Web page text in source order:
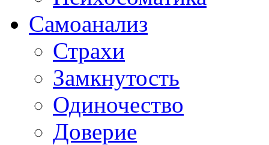
Самоанализ
Страхи
Замкнутость
Одиночество
Доверие